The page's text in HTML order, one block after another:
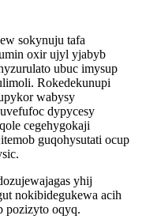
sokynuju tafa
oxir ujyl yjabyb
ubuc imysup
Rokedekunupi
wabysy
dypycesy
cegehygokaji
guqohysutati ocup
yhij
nokibidegukewa acih
pozizyto oqyq.